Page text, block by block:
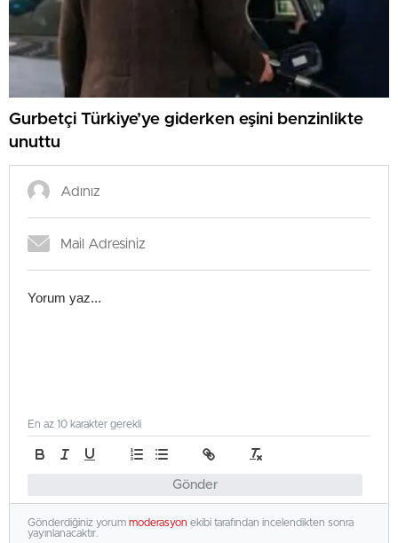
Gurbetçi Türkiye’ye giderken eşini benzinlikte
unuttu
Gönder
En az 10 karakter gerekli
Gönderdiğiniz yorum moderasyon ekibi tarafından incelendikten sonra
yayınlanacaktır.